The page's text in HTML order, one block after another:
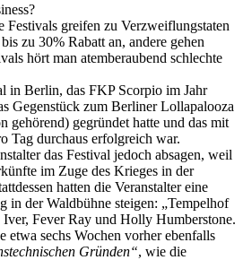
Festivals greifen zu Verzweiflungstaten
zu 30% Rabatt an, andere gehen
hört man atemberaubend schlechte
in Berlin, das FKP Scorpio im Jahr
Gegenstück zum Berliner Lollapalooza
gegründet hatte und das mit
Tag durchaus erfolgreich war.
das Festival jedoch absagen, weil
im Zuge des Krieges in der
hatten die Veranstalter eine
in der Waldbühne steigen: „Tempelhof
Iver, Fever Ray und Holly Humberstone.
etwa sechs Wochen vorher ebenfalls
Gründen“, wie die